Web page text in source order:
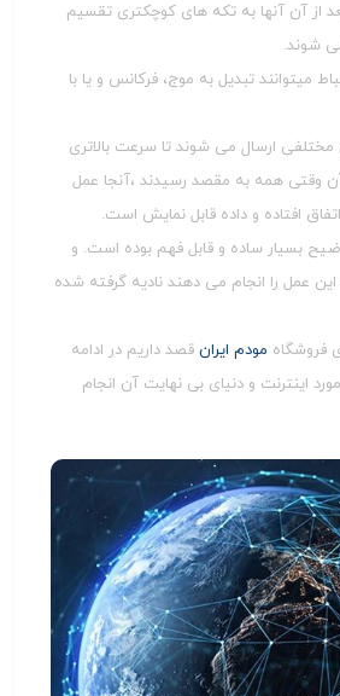
شود، بعد از آن آنها به تکه های کوچکتری تقسیم
شوند.
میتوانند تبدیل به موج، فرکانس و یا با
مختلفی ارسال می شوند تا سرعت بالاتری
وقتی همه به مقصد رسیدند ،آنجا عمل
افتاده و داده قابل نمایش است.
بسیار ساده و قابل فهم بوده است. و
عمل را انجام می دهند نادیه گرفته شده
فروشگاه مودم ایران قصد داریم در ادامه
اینترنت و دنیای بی نهایت آن انجام